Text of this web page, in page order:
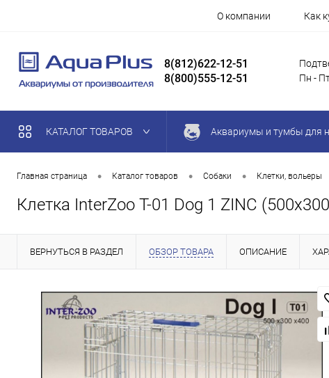
О компании Как
8(812)622-12-51
8(800)555-12-51
Пн -
КАТАЛОГ ТОВАРОВ Аквариумы и тумбы для
Главная страница • Каталог товаров • Собаки • Клетки, вольеры
Клетка InterZoo T-01 Dog 1 ZINC
ВЕРНУТЬСЯ В РАЗДЕЛ ОБЗОР ТОВАРА ОПИСАНИЕ